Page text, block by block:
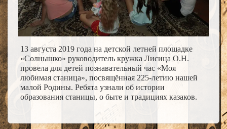
13 августа 2019 года на детской летней площадке
«Солнышко» руководитель кружка Лисица О.Н.
провела для детей познавательный час «Моя
любимая станица», посвящённая 225-летию нашей
малой Родины. Ребята узнали об истории
образования станицы, о быте и традициях казаков.